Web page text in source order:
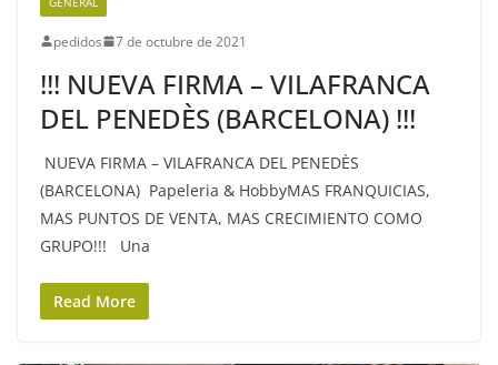
pedidos 7 de octubre de 2021
!!! NUEVA FIRMA – VILAFRANCA
DEL PENEDÈS (BARCELONA) !!!
NUEVA FIRMA – VILAFRANCA DEL PENEDÈS
(BARCELONA) Papeleria & HobbyMAS FRANQUICIAS,
MAS PUNTOS DE VENTA, MAS CRECIMIENTO COMO
GRUPO!!! Una
Read More